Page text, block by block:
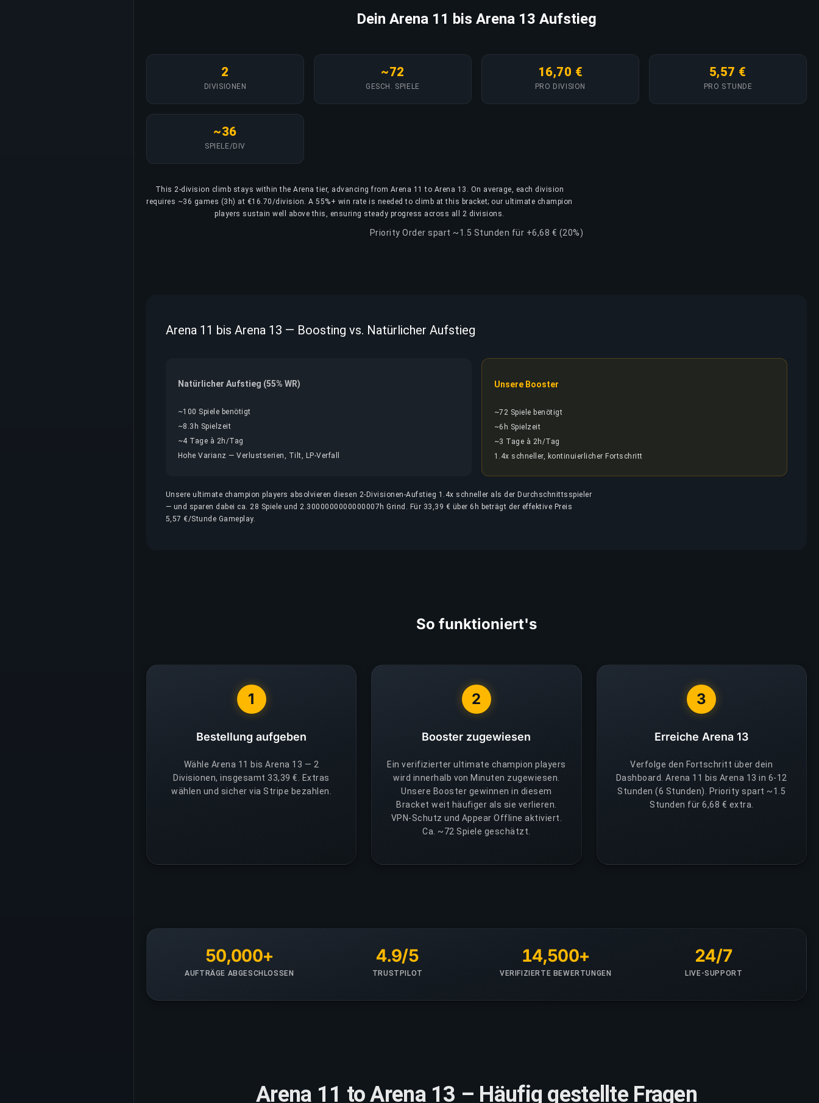
Dein Arena 11 bis Arena 13 Aufstieg
2
DIVISIONEN
~72
GESCH. SPIELE
16,70 €
PRO DIVISION
5,57 €
PRO STUNDE
~36
SPIELE/DIV
This 2-division climb stays within the Arena tier, advancing from Arena 11 to Arena 13. On average, each division
requires ~36 games (3h) at €16.70/division. A 55%+ win rate is needed to climb at this bracket; our ultimate champion
players sustain well above this, ensuring steady progress across all 2 divisions.
Priority Order spart ~1.5 Stunden für +6,68 € (20%)
Arena 11 bis Arena 13 — Boosting vs. Natürlicher Aufstieg
Natürlicher Aufstieg (55% WR)
~100 Spiele benötigt
~8.3h Spielzeit
~4 Tage à 2h/Tag
Hohe Varianz — Verlustserien, Tilt, LP-Verfall
Unsere Booster
~72 Spiele benötigt
~6h Spielzeit
~3 Tage à 2h/Tag
1.4x schneller, kontinuierlicher Fortschritt
Unsere ultimate champion players absolvieren diesen 2-Divisionen-Aufstieg 1.4x schneller als der Durchschnittsspieler
— und sparen dabei ca. 28 Spiele und 2.3000000000000007h Grind. Für 33,39 € über 6h beträgt der effektive Preis
5,57 €/Stunde Gameplay.
So funktioniert's
1
Bestellung aufgeben
Wähle Arena 11 bis Arena 13 — 2
Divisionen, insgesamt 33,39 €. Extras
wählen und sicher via Stripe bezahlen.
2
Booster zugewiesen
Ein verifizierter ultimate champion players
wird innerhalb von Minuten zugewiesen.
Unsere Booster gewinnen in diesem
Bracket weit häufiger als sie verlieren.
VPN-Schutz und Appear Offline aktiviert.
Ca. ~72 Spiele geschätzt.
3
Erreiche Arena 13
Verfolge den Fortschritt über dein
Dashboard. Arena 11 bis Arena 13 in 6-12
Stunden (6 Stunden). Priority spart ~1.5
Stunden für 6,68 € extra.
50,000+
AUFTRÄGE ABGESCHLOSSEN
4.9/5
TRUSTPILOT
14,500+
VERIFIZIERTE BEWERTUNGEN
24/7
LIVE-SUPPORT
Arena 11 to Arena 13 – Häufig gestellte Fragen